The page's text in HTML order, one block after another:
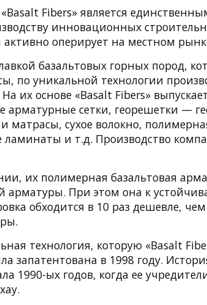
Fibers» является
инновационных
оперирует на местном
базальтовых горных пород,
по уникальной технологии
их основе «Basalt Fibers»
арматурные сетки, георешетки —
матрасы, сухое волокно,
ламинаты и т.д. Производство
их полимерная базальтовая
арматуры. При этом она к
обходится в 10 раз дешевле,
технология, которую «Basalt
запатентована в 1998 году.
1990-ых годов, когда ее